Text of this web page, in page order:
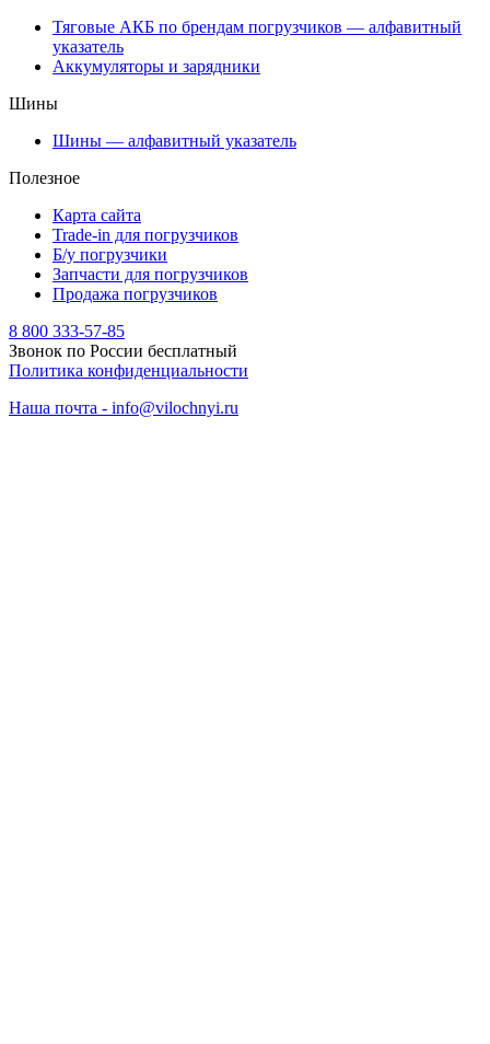
Тяговые АКБ по брендам погрузчиков — алфавитный
указатель
Аккумуляторы и зарядники
Шины
Шины — алфавитный указатель
Полезное
Карта сайта
Trade-in для погрузчиков
Б/у погрузчики
Запчасти для погрузчиков
Продажа погрузчиков
8 800 333-57-85
Звонок по России бесплатный
Политика конфиденциальности
Наша почта - info@vilochnyi.ru